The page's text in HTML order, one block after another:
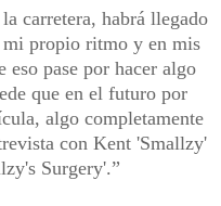
carretera, habrá llegado
propio ritmo y en mis
eso pase por hacer algo
que en el futuro por
algo completamente
con Kent 'Smallzy'
Surgery'.